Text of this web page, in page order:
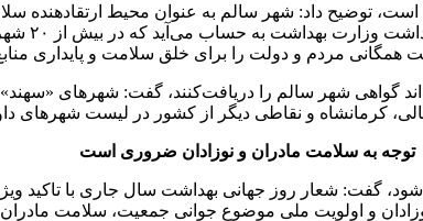
از ۲۰ استان در حال پیگیری و توسعه است، توضیح داد: شهر سالم به
مردم و دولت را برای خلق سلامت و پایداری
ارتقای سلامت وزارت بهداشت با بیان اینکه ۲ شهر توانسته‌اند گواهی شهر سالم را
کرمانشاه و نقاطی دیگر از کشور در لیست شهرهای
توجه به سلامت مادران و نوزادان ضروری است
گفت: شعار روز جهانی بهداشت سال جاری با تاکید